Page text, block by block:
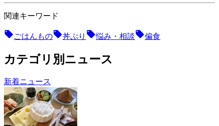
関連キーワード
ごはんもの 丼ぶり 悩み・相談 偏食
カテゴリ別ニュース
新着ニュース